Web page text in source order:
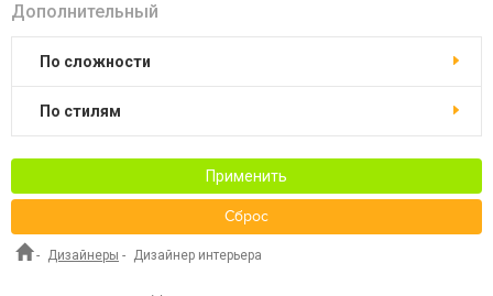
Дополнительный
по сложности
по стилям
Применить
Сброс
- Дизайнеры - Дизайнер интерьера